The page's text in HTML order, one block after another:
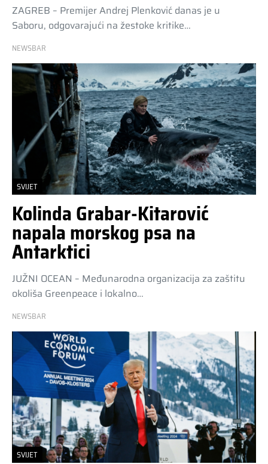
ZAGREB – Premijer Andrej Plenković danas je u
Saboru, odgovarajući na žestoke kritike…
NEWSBAR
SVIJET
Kolinda Grabar-Kitarović
napala morskog psa na
Antarktici
JUŽNI OCEAN – Međunarodna organizacija za zaštitu
okoliša Greenpeace i lokalno…
NEWSBAR
SVIJET